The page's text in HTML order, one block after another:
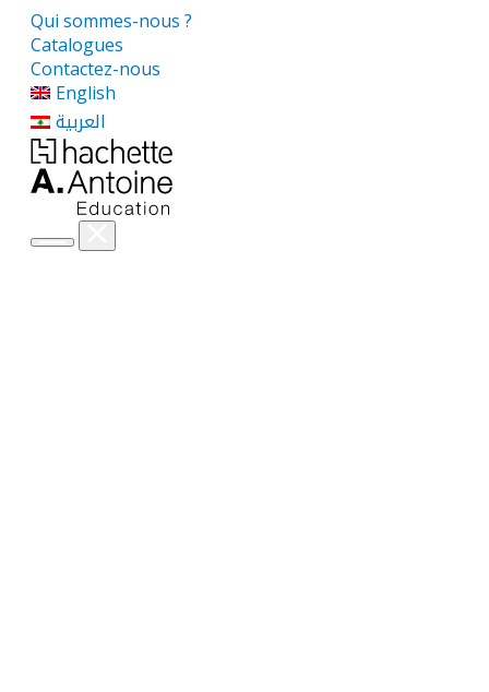
Qui sommes-nous ?
Catalogues
Contactez-nous
English
العربية